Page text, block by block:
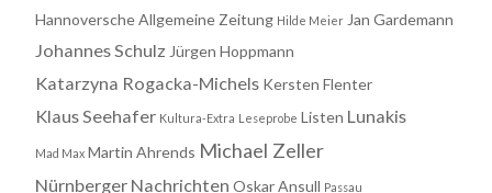
Hannoversche Allgemeine Zeitung Hilde Meier Jan Gardemann
Johannes Schulz Jürgen Hoppmann
Katarzyna Rogacka-Michels Kersten Flenter
Klaus Seehafer Kultura-Extra Leseprobe Listen Lunakis
Mad Max Martin Ahrends Michael Zeller
Nürnberger Nachrichten Oskar Ansull Passau